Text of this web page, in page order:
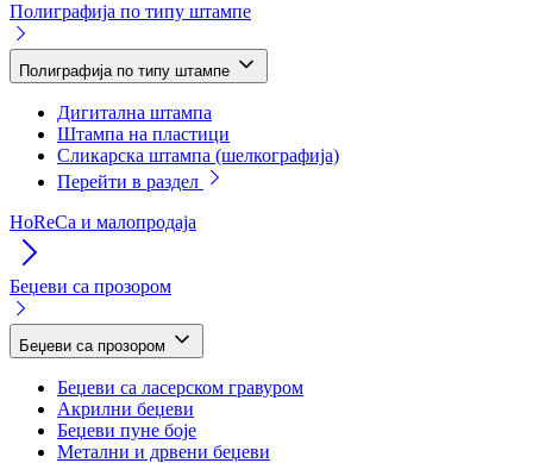
Полиграфија по типу штампе
Полиграфија по типу штампе
Дигитална штампа
Штампа на пластици
Сликарска штампа (шелкографија)
Перейти в раздел
HoReCa и малопродаја
Беџеви са прозором
Беџеви са прозором
Беџеви са ласерском гравуром
Акрилни беџеви
Беџеви пуне боје
Метални и дрвени беџеви